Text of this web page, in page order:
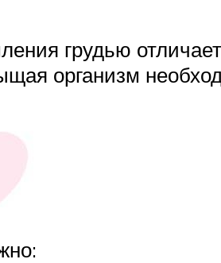
грудью
организм